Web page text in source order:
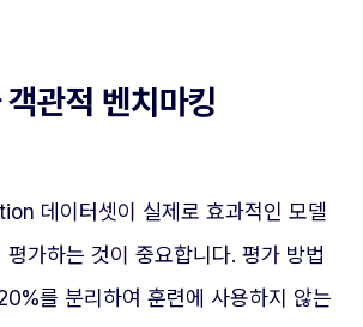
관적 벤치마킹
데이터셋이 실제로 효과적인 모델
가하는 것이 중요합니다. 평가 방법
를 분리하여 훈련에 사용하지 않는